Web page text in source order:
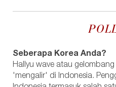
Seberapa Korea Anda?
Hallyu wave atau
'mengalir' di Indonesia.